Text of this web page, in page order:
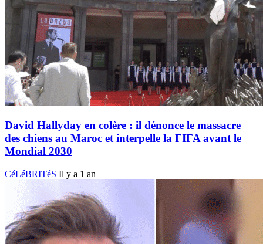
David Hallyday en colère : il dénonce le massacre
des chiens au Maroc et interpelle la FIFA avant le
Mondial 2030
CéLéBRITéS Il y a 1 an